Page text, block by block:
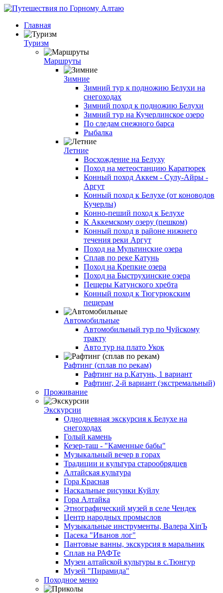
Главная
Туризм
Маршруты
Зимние
Зимний тур к подножию Белухи на
снегоходах
Зимний поход к подножию Белухи
Зимний тур на Кучерлинское озеро
По следам снежного барса
Рыбалка
Летние
Восхождение на Белуху
Поход на метеостанцию Каратюрек
Конный поход Аккем - Сулу-Айры -
Аргут
Конный поход к Белухе (от коноводов
Кучерлы)
Конно-пеший поход к Белухе
К Аккемскому озеру (пешком)
Конный поход в районе нижнего
течения реки Аргут
Поход на Мультинские озера
Сплав по реке Катунь
Поход на Крепкие озера
Поход на Быструхинские озера
Пещеры Катунского хребта
Конный поход к Тюгурюкским
пещерам
Автомобильные
Автомобильный тур по Чуйскому
тракту
Авто тур на плато Укок
Рафтинг (сплав по рекам)
Рафтинг на р.Катунь, 1 вариант
Рафтинг, 2-й вариант (экстремальный)
Проживание
Экскурсии
Однодневная экскурсия к Белухе на
снегоходах
Голый камень
Кезер-таш - "Каменные бабы"
Музыкальный вечер в горах
Традиции и культура старообрядцев
Алтайская культура
Гора Красная
Наскальные рисунки Куйлу
Гора Алтайка
Этнографический музей в селе Чендек
Центр народных промыслов
Музыкальные инструменты, Валера ХiпЪ
Пасека "Иванов лог"
Пантовые ванны, экскурсия в маральник
Сплав на РАФТе
Музеи алтайской культуры в с.Тюнгур
Музей "Пирамида"
Походное меню